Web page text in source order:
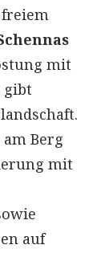
mit
gibt
Berg
mit
auf